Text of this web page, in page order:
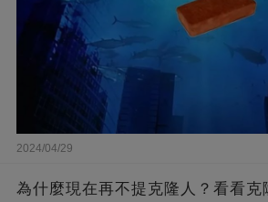
2024/04/29
為什麼現在再不提克隆人？看看克